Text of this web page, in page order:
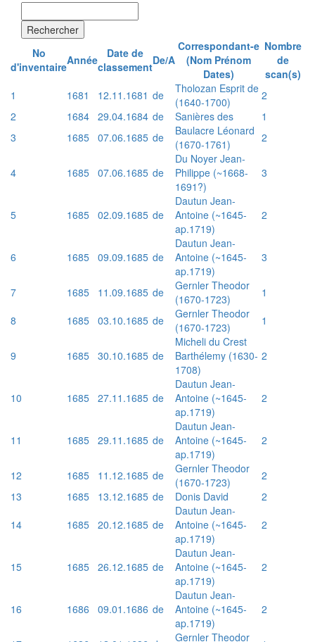
Rechercher
No
d'inventaireAnnée
Date de
classementDe/A
Correspondant-e
(Nom Prénom
Dates)
Nombre
de
scan(s)
1
1681 12.11.1681 de
Tholozan Esprit de
(1640-1700)
2
2
1684 29.04.1684 de Sanières des
1
3
1685 07.06.1685 de
Baulacre Léonard
(1670-1761)
2
4 1685 07.06.1685 de
Du Noyer Jean-
Philippe (~1668-
1691?)
3
5 1685 02.09.1685 de
Dautun Jean-
Antoine (~1645-
ap.1719)
2
6 1685 09.09.1685 de
Dautun Jean-
Antoine (~1645-
ap.1719)
3
7 1685 11.09.1685 de
Gernler Theodor
(1670-1723)
1
8
1685 03.10.1685 de
Gernler Theodor
(1670-1723)
1
9 1685 30.10.1685 de
Micheli du Crest
Barthélemy (1630-
1708)
2
10 1685 27.11.1685 de
Dautun Jean-
Antoine (~1645-
ap.1719)
2
11 1685 29.11.1685 de
Dautun Jean-
Antoine (~1645-
ap.1719)
2
12 1685 11.12.1685 de
Gernler Theodor
(1670-1723)
2
13
1685 13.12.1685 de Donis David
2
14
1685 20.12.1685 de
Dautun Jean-
Antoine (~1645-
ap.1719)
2
15 1685 26.12.1685 de
Dautun Jean-
Antoine (~1645-
ap.1719)
2
16 1686 09.01.1686 de
Dautun Jean-
Antoine (~1645-
ap.1719)
2
Gernler Theodor